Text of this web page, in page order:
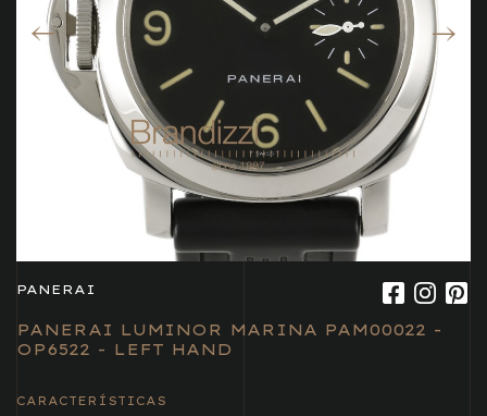
PANERAI
PANERAI LUMINOR MARINA PAM00022 -
OP6522 - LEFT HAND
CARACTERÍSTICAS